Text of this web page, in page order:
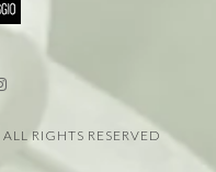
RIGHTS RESERVED